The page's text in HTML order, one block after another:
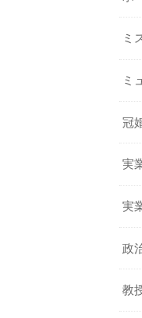
ミ
ミ
冠
実
実
政
教